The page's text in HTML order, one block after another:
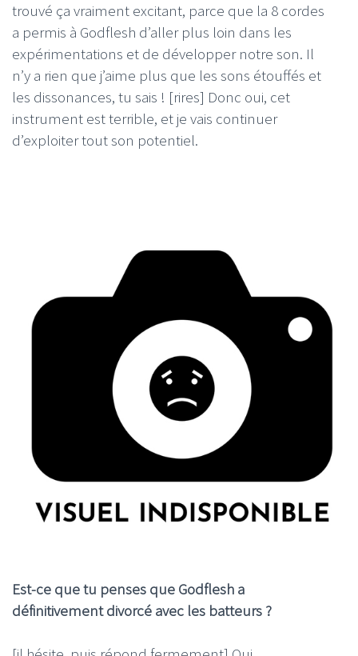
trouvé ça vraiment excitant, parce que la 8 cordes
a permis à Godflesh d’aller plus loin dans les
expérimentations et de développer notre son. Il
n’y a rien que j’aime plus que les sons étouffés et
les dissonances, tu sais ! [rires] Donc oui, cet
instrument est terrible, et je vais continuer
d’exploiter tout son potentiel.
Est-ce que tu penses que Godflesh a
définitivement divorcé avec les batteurs ?